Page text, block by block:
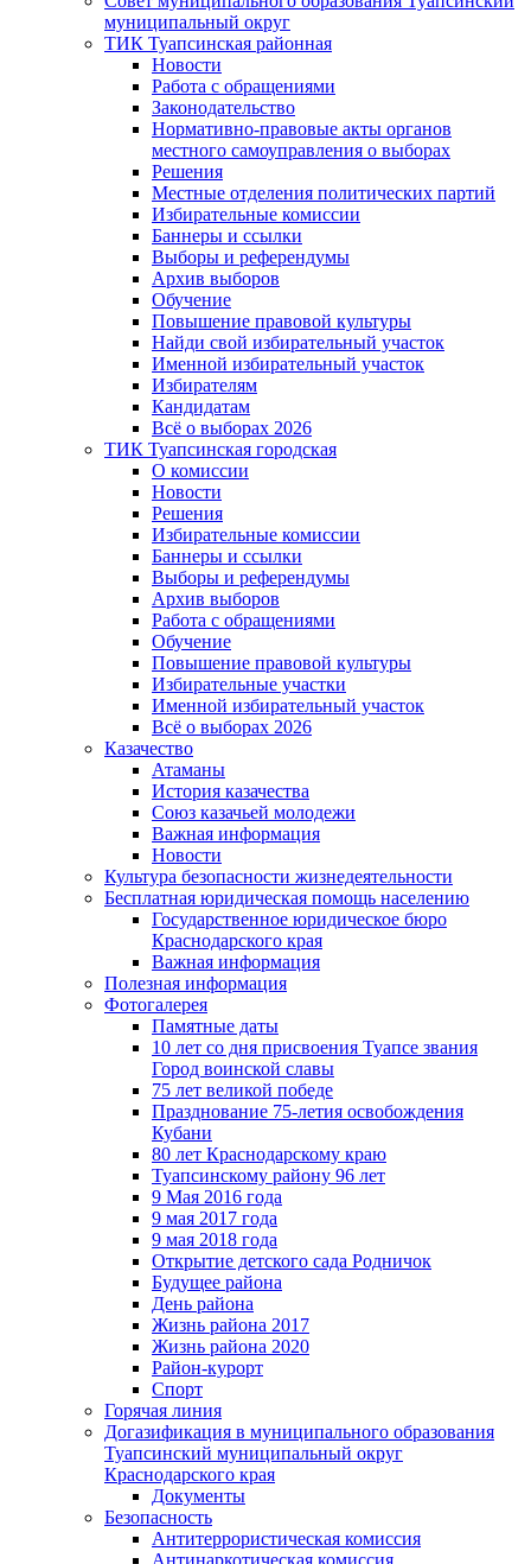
муниципальный округ
ТИК Туапсинская районная
Новости
Работа с обращениями
Законодательство
Нормативно-правовые акты органов
местного самоуправления о выборах
Решения
Местные отделения политических партий
Избирательные комиссии
Баннеры и ссылки
Выборы и референдумы
Архив выборов
Обучение
Повышение правовой культуры
Найди свой избирательный участок
Именной избирательный участок
Избирателям
Кандидатам
Всё о выборах 2026
ТИК Туапсинская городская
О комиссии
Новости
Решения
Избирательные комиссии
Баннеры и ссылки
Выборы и референдумы
Архив выборов
Работа с обращениями
Обучение
Повышение правовой культуры
Избирательные участки
Именной избирательный участок
Всё о выборах 2026
Казачество
Атаманы
История казачества
Союз казачьей молодежи
Важная информация
Новости
Культура безопасности жизнедеятельности
Бесплатная юридическая помощь населению
Государственное юридическое бюро
Краснодарского края
Важная информация
Полезная информация
Фотогалерея
Памятные даты
10 лет со дня присвоения Туапсе звания
Город воинской славы
75 лет великой победе
Празднование 75-летия освобождения
Кубани
80 лет Краснодарскому краю
Туапсинскому району 96 лет
9 Мая 2016 года
9 мая 2017 года
9 мая 2018 года
Открытие детского сада Родничок
Будущее района
День района
Жизнь района 2017
Жизнь района 2020
Район-курорт
Спорт
Горячая линия
Догазификация в муниципального образования
Туапсинский муниципальный округ
Краснодарского края
Документы
Безопасность
Антитеррористическая комиссия
Антинаркотическая комиссия